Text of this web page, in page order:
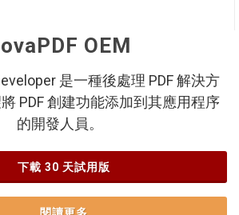
OEM
是一種後處理 PDF 解決方
PDF 創建功能添加到其應用程序
的開發人員。
下載 30 天試用版